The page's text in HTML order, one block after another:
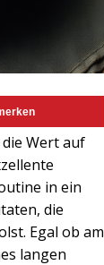
Wert auf
in ein
die
Egal ob am
langen